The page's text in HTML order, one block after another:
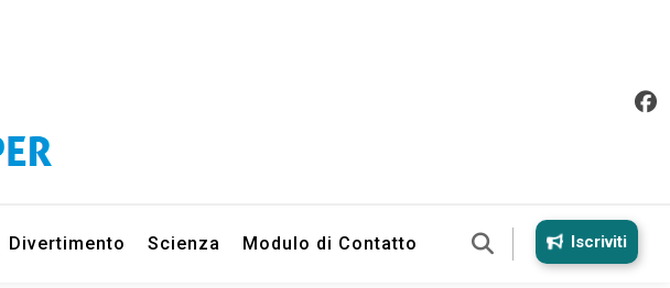
Divertimento Scienza Modulo di Contatto Iscriviti